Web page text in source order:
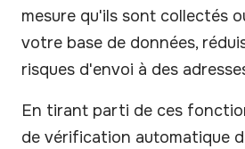
mesure qu'ils sont collectés
votre base de données,
risques d'envoi à des
En tirant parti de ces
de vérification automatique